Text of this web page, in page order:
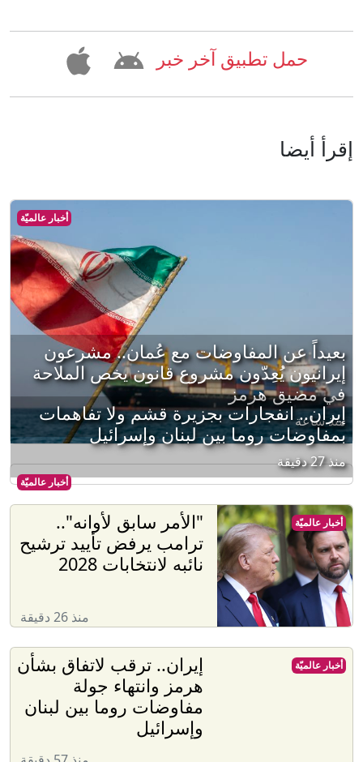
حمل تطبيق آخر خبر
إقرأ أيضا
أخبار عالميّة
بعيداً عن المفاوضات مع عُمان.. مشرعون
إيرانيون يُعِدّون مشروع قانون يخص الملاحة
في مضيق هرمز
منذ ساعة
أخبار عالميّة
إيران.. انفجارات بجزيرة قشم ولا تفاهمات
بمفاوضات روما بين لبنان وإسرائيل
منذ 27 دقيقة
"الأمر سابق لأوانه"..
ترامب يرفض تأييد ترشيح
نائبه لانتخابات 2028
منذ 26 دقيقة
أخبار عالميّة
إيران.. ترقب لاتفاق بشأن
هرمز وانتهاء جولة
مفاوضات روما بين لبنان
وإسرائيل
أخبار عالميّة